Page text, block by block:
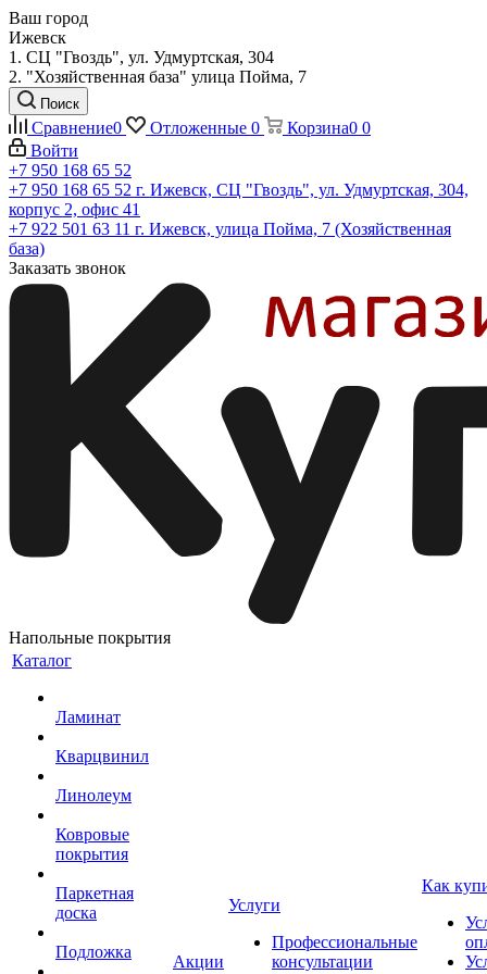
Ваш город
Ижевск
1. СЦ "Гвоздь", ул. Удмуртская, 304
2. "Хозяйственная база" улица Пойма, 7
Поиск
Сравнение0 Отложенные 0 Корзина0 0
Войти
+7 950 168 65 52
+7 950 168 65 52 г. Ижевск, СЦ "Гвоздь", ул. Удмуртская, 304,
корпус 2, офис 41
+7 922 501 63 11 г. Ижевск, улица Пойма, 7 (Хозяйственная
база)
Заказать звонок
Напольные покрытия
Каталог
Ламинат
Кварцвинил
Линолеум
Ковровые
покрытия
Паркетная
доска
Подложка
Акции
Услуги
Профессиональные
консультации
Как